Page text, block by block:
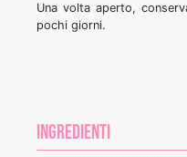
Una volta aperto,
pochi giorni.
Ingredienti